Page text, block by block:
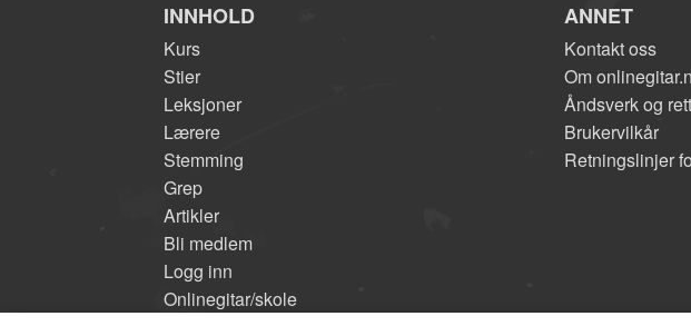
INNHOLD
Kurs
Stier
Leksjoner
Lærere
Stemming
Grep
Artikler
Bli medlem
Logg inn
Onlinegitar/skole
ANNET
Kontakt oss
Om
Åndsverk og
Brukervilkår
Retningslinjer